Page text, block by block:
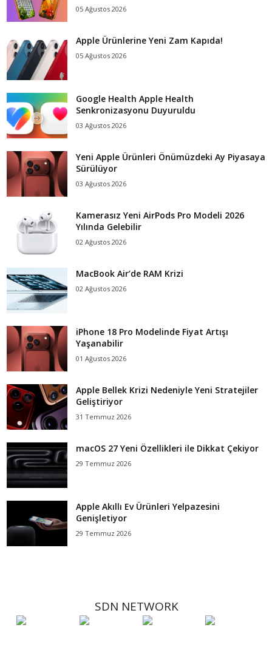
05 Ağustos 2026
Apple Ürünlerine Yeni Zam Kapıda!
05 Ağustos 2026
Google Health Apple Health
Senkronizasyonu Duyuruldu
03 Ağustos 2026
Yeni Apple Ürünleri Önümüzdeki Ay Piyasaya
Sürülüyor
03 Ağustos 2026
Kamerasız Yeni AirPods Pro Modeli 2026
Yılında Gelebilir
02 Ağustos 2026
MacBook Air’de RAM Krizi
02 Ağustos 2026
iPhone 18 Pro Modelinde Fiyat Artışı
Yaşanabilir
01 Ağustos 2026
Apple Bellek Krizi Nedeniyle Yeni Stratejiler
Geliştiriyor
31 Temmuz 2026
macOS 27 Yeni Özellikleri ile Dikkat Çekiyor
29 Temmuz 2026
Apple Akıllı Ev Ürünleri Yelpazesini
Genişletiyor
29 Temmuz 2026
SDN NETWORK